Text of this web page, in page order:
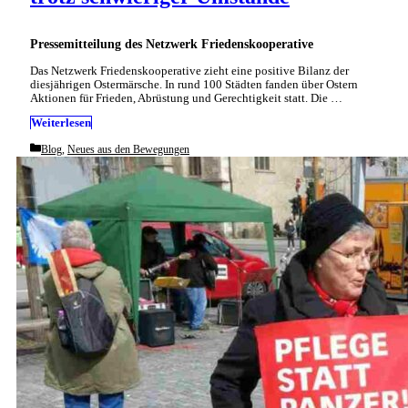
Pressemitteilung des Netzwerk Friedenskooperative
Das Netzwerk Friedenskooperative zieht eine positive Bilanz der
diesjährigen Ostermärsche. In rund 100 Städten fanden über Ostern
Aktionen für Frieden, Abrüstung und Gerechtigkeit statt. Die …
Weiterlesen
Categories
Blog, Neues aus den Bewegungen